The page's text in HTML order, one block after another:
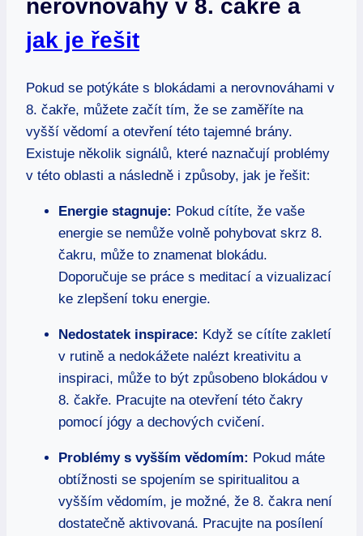
nerovnováhy v 8.⁣ čakře ⁣a
jak je řešit
Pokud se potýkáte ⁤s blokádami a nerovnováhami ⁣v
8. čakře, můžete začít tím, že se⁣ zaměříte na
vyšší vědomí a otevření ‍této tajemné brány.
Existuje několik signálů, které ‍naznačují problémy
v této⁢ oblasti a následně i způsoby, jak je řešit:
Energie stagnuje: Pokud cítíte, že ‌vaše
energie se nemůže volně pohybovat⁤ skrz 8.
čakru, může to znamenat blokádu.
Doporučuje se⁤ práce s meditací a vizualizací
ke ​zlepšení toku energie.
Nedostatek inspirace: Když se cítíte zakletí‍
v rutině a nedokážete nalézt kreativitu a
inspiraci, může to⁢ být způsobeno blokádou v
8. čakře. Pracujte na otevření ⁤této čakry
pomocí jógy a dechových cvičení.
Problémy ⁤s vyšším vědomím: Pokud máte
obtížnosti se spojením se spiritualitou a
vyšším vědomím, je možné, že 8. čakra není​
dostatečně aktivovaná. Pracujte na posílení